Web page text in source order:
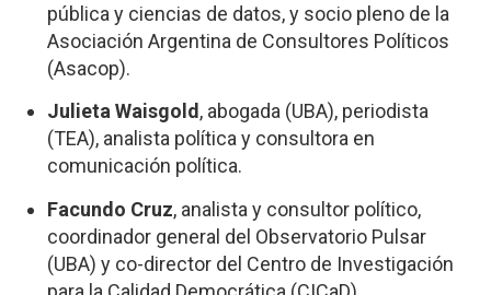
pública y ciencias de datos, y socio pleno de la
Asociación Argentina de Consultores Políticos
(Asacop).
Julieta Waisgold, abogada (UBA), periodista
(TEA), analista política y consultora en
comunicación política.
Facundo Cruz, analista y consultor político,
coordinador general del Observatorio Pulsar
(UBA) y co-director del Centro de Investigación